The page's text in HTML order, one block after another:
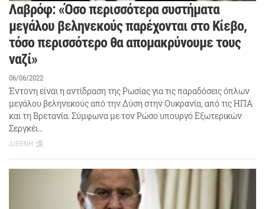
Λαβρόφ: «Όσο περισσότερα συστήματα
μεγάλου βεληνεκούς παρέχονται στο Κίεβο,
τόσο περισσότερο θα απομακρύνουμε τους
ναζί»
06/06/2022
Έντονη είναι η αντίδραση της Ρωσίας για τις παραδόσεις όπλων
μεγάλου βεληνεκούς από την Δύση στην Ουκρανία, από τις ΗΠΑ
και τη Βρετανία. Σύμφωνα με τον Ρώσο υπουργό Εξωτερικών
Σεργκέι…
ΔΙΕΘΝΗ